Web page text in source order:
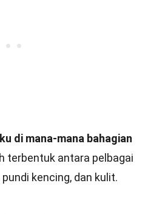
di mana-mana bahagian
terbentuk antara pelbagai
kencing, dan kulit.